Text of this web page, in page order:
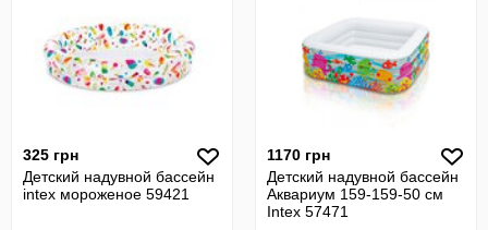
325 грн
Детский надувной бассейн
intex мороженое 59421
1170 грн
Детский надувной бассейн
Аквариум 159-159-50 см
Intex 57471